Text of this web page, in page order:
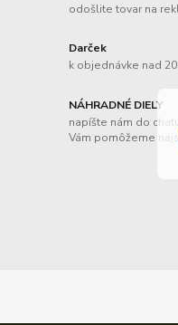
odošlite tovar na
Darček
k objednávke nad
NÁHRADNÉ DIELY
napíšte nám do
Vám pomôžeme